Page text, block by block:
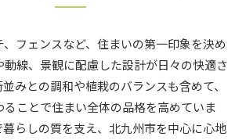
フェンスなど、住まいの第一印象を決め
線、景観に配慮した設計が日々の快適さ
みとの調和や植栽のバランスも含めて、
ことで住まい全体の品格を高めていま
暮らしの質を支え、北九州市を中心に心地